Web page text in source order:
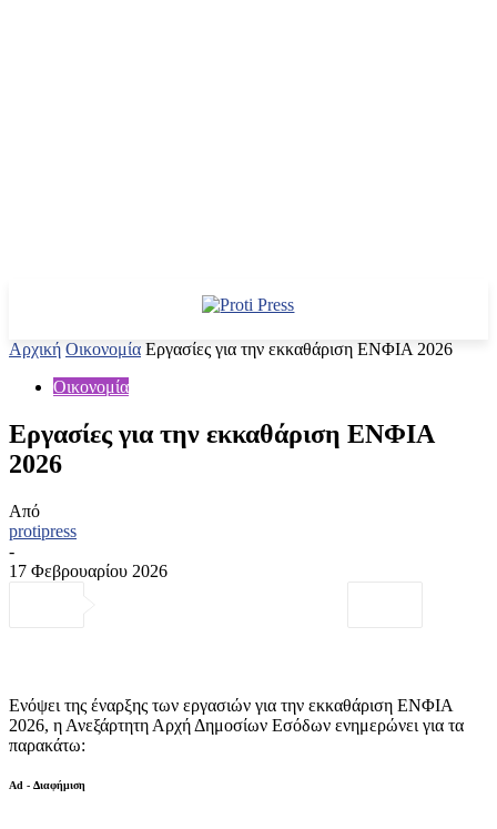
Αρχική Οικονομία Εργασίες για την εκκαθάριση ΕΝΦΙΑ 2026
Οικονομία
Εργασίες για την εκκαθάριση ΕΝΦΙΑ
2026
Από
protipress
-
17 Φεβρουαρίου 2026
Ενόψει της έναρξης των εργασιών για την εκκαθάριση ΕΝΦΙΑ
2026, η Ανεξάρτητη Αρχή Δημοσίων Εσόδων ενημερώνει για τα
παρακάτω:
Ad - Διαφήμιση